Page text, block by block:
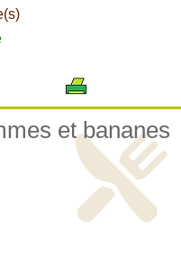
et bananes